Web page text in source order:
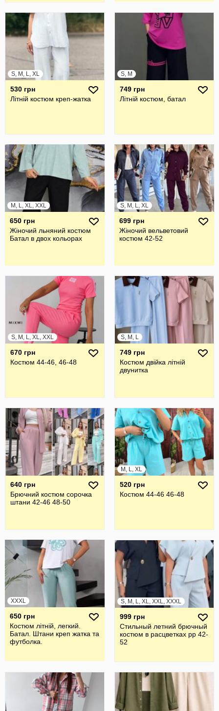
S, M, L, XL
530 грн
Літній костюм креп-жатка
S, M
749 грн
Літній костюм, батал
M, L, XL, XXL
650 грн
Жіночий льняний костюм
Батал в двох кольорах
S, M, L, XL
699 грн
Жіночий вельветовий
костюм 42-52
S, M, L, XL, XXL
670 грн
Костюм 44-46, 46-48
S, M, L
749 грн
Костюм двійка літній
двунитка
640 грн
Брючний костюм сорочка
штани 42-46 48-50
M, L, XL
520 грн
Костюм 44-46 46-48
XXXL
650 грн
Костюм літній, легкий.
Батал. Штани креп жатка та
футболка.
S, M, L, XL, XXL, XXXL
999 грн
Стильный летний брючный
костюм в расцветках рр 42-
52